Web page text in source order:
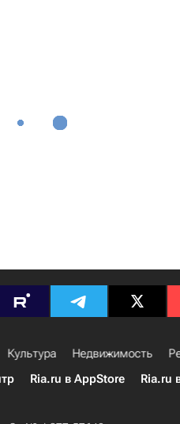
Культура Недвижимость
Ria.ru в AppStore Ria.ru